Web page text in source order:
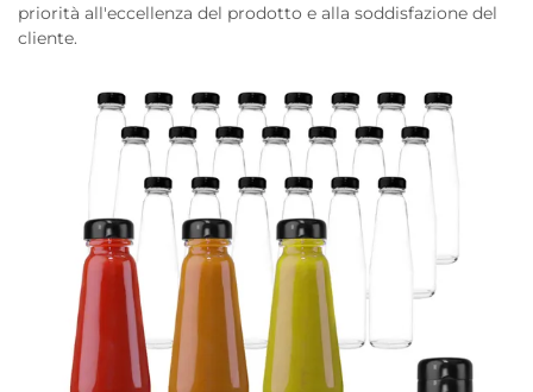
priorità all'eccellenza del prodotto e alla soddisfazione del
cliente.